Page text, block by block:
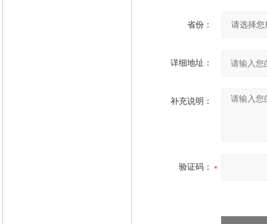
省份：
详细地址：
补充说明：
验证码：